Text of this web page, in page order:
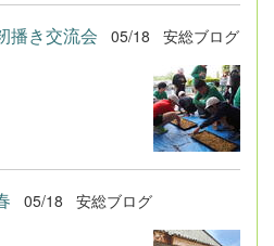
き交流会 05/18 安総ブログ
05/18 安総ブログ